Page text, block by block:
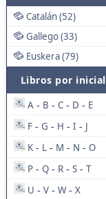
Catalán (52)
Gallego (33)
Euskera (79)
Libros por inicial
A - B - C - D - E
F - G - H - I - J
K - L - M - N - O
P - Q - R - S - T
U - V - W - X